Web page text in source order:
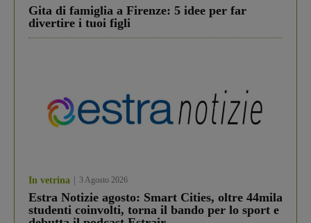
Gita di famiglia a Firenze: 5 idee per far
divertire i tuoi figli
In vetrina 3 Agosto 2026
Estra Notizie agosto: Smart Cities, oltre 44mila
studenti coinvolti, torna il bando per lo sport e